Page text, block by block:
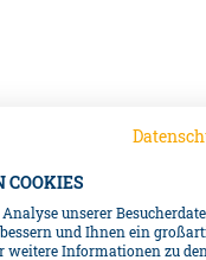
COOKIES
unserer
und Ihnen ein
weitere Informationen zu